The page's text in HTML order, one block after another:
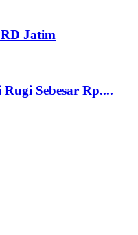
Jatim
Sebesar Rp....